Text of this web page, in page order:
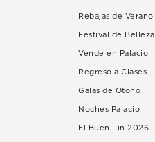
Rebajas de Verano
Festival de Belleza
Vende en Palacio
Regreso a Clases
Galas de Otoño
Noches Palacio
El Buen Fin 2026